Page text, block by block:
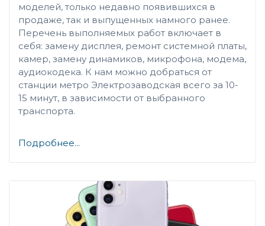
моделей, только недавно появившихся в
продаже, так и выпущенных намного ранее.
Перечень выполняемых работ включает в
себя: замену дисплея, ремонт системной платы,
камер, замену динамиков, микрофона, модема,
аудиокодека. К нам можно добраться от
станции метро Электрозаводская всего за 10-
15 минут, в зависимости от выбранного
транспорта.
Подробнее...